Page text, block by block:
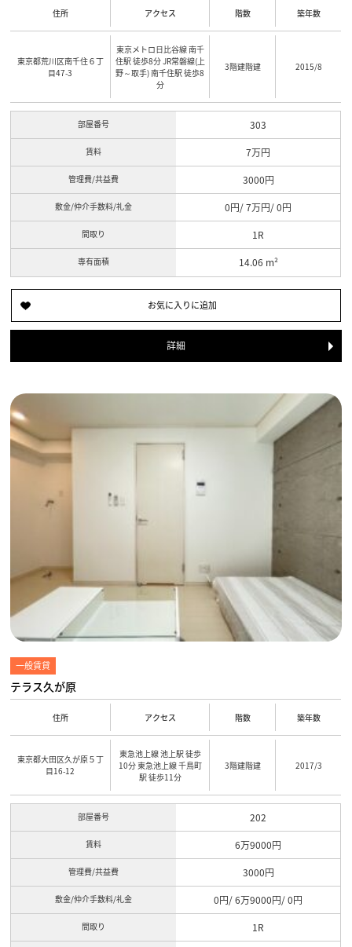
住所 アクセス 階数 築年数
東京都荒川区南千住６丁
目47-3
東京メトロ日比谷線 南千
住駅 徒歩8分 JR常磐線(上
野～取手) 南千住駅 徒歩8
分
3階建階建 2015/8
部屋番号
賃料
管理費/共益費
敷金/仲介手数料/礼金
間取り
専有面積
303
7万円
3000円
0円/ 7万円/ 0円
1R
14.06 m²
詳細
一般賃貸
テラス久が原
住所 アクセス 階数 築年数
東京都大田区久が原５丁
目16-12
東急池上線 池上駅 徒歩
10分 東急池上線 千鳥町
駅 徒歩11分
3階建階建 2017/3
部屋番号
賃料
管理費/共益費
敷金/仲介手数料/礼金
間取り
202
6万9000円
3000円
0円/ 6万9000円/ 0円
1R